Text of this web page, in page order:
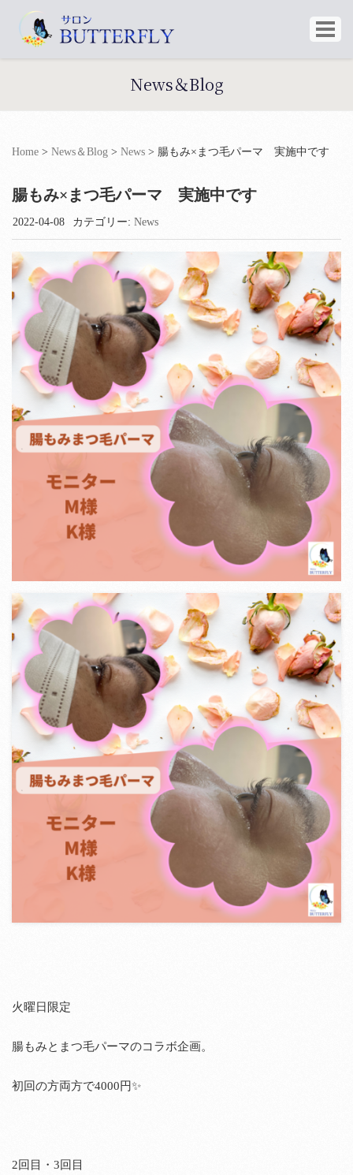
News＆Blog
Home > News＆Blog > News > 腸もみ×まつ毛パーマ 実施中です
腸もみ×まつ毛パーマ 実施中です
2022-04-08 カテゴリー:News
火曜日限定
腸もみとまつ毛パーマのコラボ企画。
初回の方両方で4000円✨
2回目・3回目